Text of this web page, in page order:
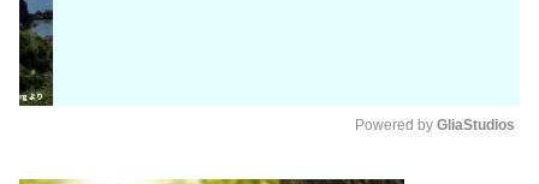
Powered by GliaStudios